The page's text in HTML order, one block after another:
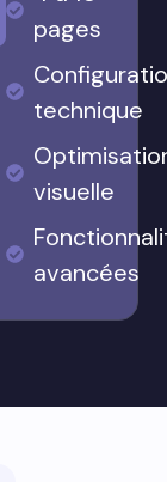
pages
technique
visuelle
avancées